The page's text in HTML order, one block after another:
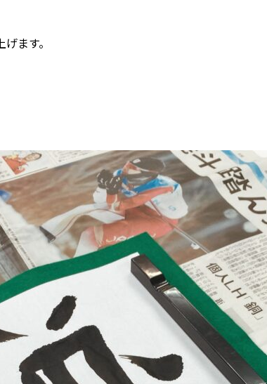
ます。